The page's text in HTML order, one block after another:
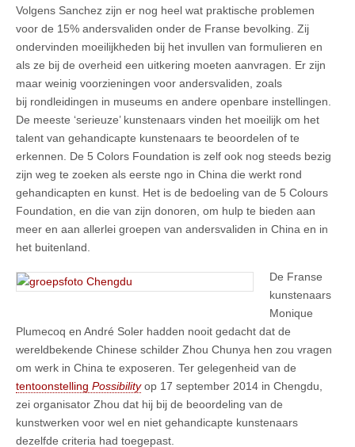
Volgens Sanchez zijn er nog heel wat praktische problemen
voor de 15% andersvaliden onder de Franse bevolking. Zij
ondervinden moeilijkheden bij het invullen van formulieren en
als ze bij de overheid een uitkering moeten aanvragen. Er zijn
maar weinig voorzieningen voor andersvaliden, zoals
bij rondleidingen in museums en andere openbare instellingen.
De meeste ‘serieuze’ kunstenaars vinden het moeilijk om het
talent van gehandicapte kunstenaars te beoordelen of te
erkennen. De 5 Colors Foundation is zelf ook nog steeds bezig
zijn weg te zoeken als eerste ngo in China die werkt rond
gehandicapten en kunst. Het is de bedoeling van de 5 Colours
Foundation, en die van zijn donoren, om hulp te bieden aan
meer en aan allerlei groepen van andersvaliden in China en in
het buitenland.
De Franse
kunstenaars
Monique
Plumecoq en André Soler hadden nooit gedacht dat de
wereldbekende Chinese schilder Zhou Chunya hen zou vragen
om werk in China te exposeren. Ter gelegenheid van de
tentoonstelling Possibilityop 17 september 2014 in Chengdu,
zei organisator Zhou dat hij bij de beoordeling van de
kunstwerken voor wel en niet gehandicapte kunstenaars
dezelfde criteria had toegepast.